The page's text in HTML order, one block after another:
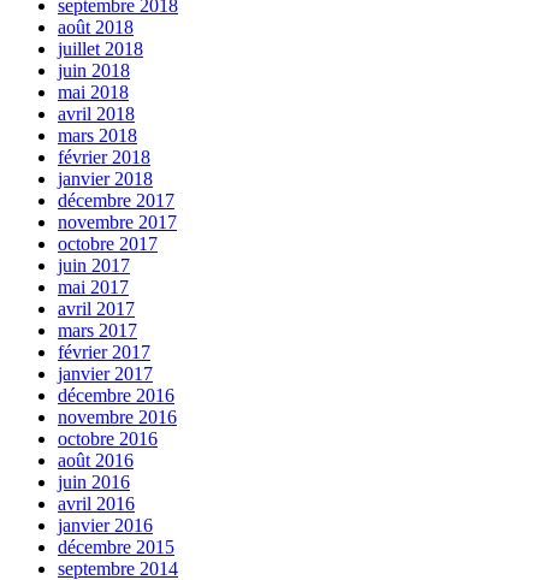
septembre 2018
août 2018
juillet 2018
juin 2018
mai 2018
avril 2018
mars 2018
février 2018
janvier 2018
décembre 2017
novembre 2017
octobre 2017
juin 2017
mai 2017
avril 2017
mars 2017
février 2017
janvier 2017
décembre 2016
novembre 2016
octobre 2016
août 2016
juin 2016
avril 2016
janvier 2016
décembre 2015
septembre 2014